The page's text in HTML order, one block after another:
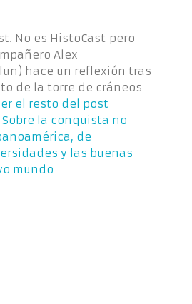
No es HistoCast pero
Alex
hace un reflexión tras
de la torre de cráneos
el resto del post
la conquista no
de
y las buenas
mundo